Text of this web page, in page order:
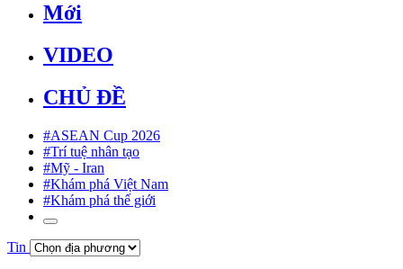
Mới
VIDEO
CHỦ ĐỀ
#ASEAN Cup 2026
#Trí tuệ nhân tạo
#Mỹ - Iran
#Khám phá Việt Nam
#Khám phá thế giới
Tin